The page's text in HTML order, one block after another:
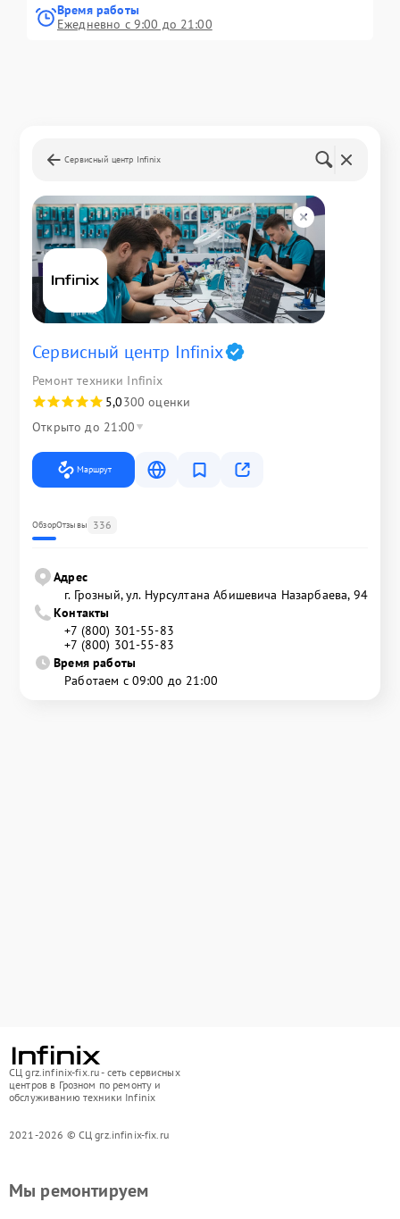
Время работы
Ежедневно с 9:00 до 21:00
Сервисный центр Infinix
Сервисный центр Infinix
Ремонт техники Infinix
5,0300 оценки
Открыто до 21:00
Маршрут
ОбзорОтзывы 336
Адрес
г. Грозный, ул. Нурсултана Абишевича Назарбаева, 94
Контакты
+7 (800) 301-55-83
+7 (800) 301-55-83
Время работы
Работаем с 09:00 до 21:00
СЦ grz.infinix-fix.ru - сеть сервисных
центров в Грозном по ремонту и
обслуживанию техники Infinix
2021-2026 © СЦ grz.infinix-fix.ru
Мы ремонтируем